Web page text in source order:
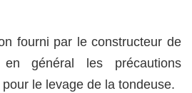
fourni par le constructeur de
en général les précautions
le levage de la tondeuse.